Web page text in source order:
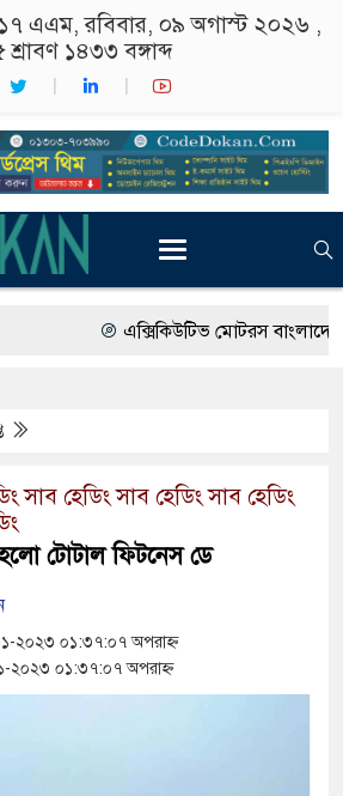
এএম, রবিবার, ০৯ অগাস্ট ২০২৬ ,
শ্রাবণ ১৪৩৩ বঙ্গাব্দ
এক্সিকিউটিভ মোটরস বাংলাদেশে
বাংলাদেশের তৈরি পোশাকের বড়
রাষ্ট্রদূত
২০২৩ সালে কতজন হজে যেতে পারবেন
সাব হেডিং সাব হেডিং সাব হেডিং
টোটাল ফিটনেস ডে
২০২৩ ০১:৩৭:০৭ অপরাহ্ন
০১:৩৭:০৭ অপরাহ্ন